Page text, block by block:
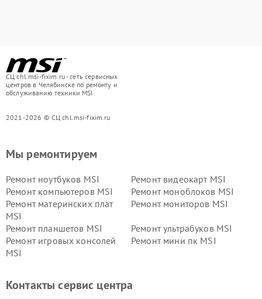
СЦ chl.msi-fixim.ru - сеть сервисных
центров в Челябинске по ремонту и
обслуживанию техники MSI
2021-2026 © СЦ chl.msi-fixim.ru
Мы ремонтируем
Ремонт ноутбуков MSI
Ремонт видеокарт MSI
Ремонт компьютеров MSI
Ремонт моноблоков MSI
Ремонт материнских плат
MSI
Ремонт мониторов MSI
Ремонт планшетов MSI
Ремонт ультрабуков MSI
Ремонт игровых консолей
MSI
Ремонт мини пк MSI
Контакты сервис центра